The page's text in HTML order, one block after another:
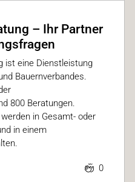
– Ihr Partner
ist eine Dienstleistung
Bauernverbandes.
800 Beratungen.
in Gesamt- oder
in einem
0